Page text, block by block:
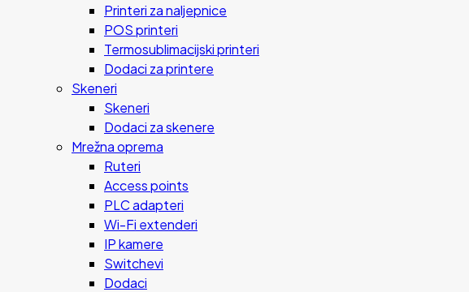
Printeri za naljepnice
POS printeri
Termosublimacijski printeri
Dodaci za printere
Skeneri
Skeneri
Dodaci za skenere
Mrežna oprema
Ruteri
Access points
PLC adapteri
Wi-Fi extenderi
IP kamere
Switchevi
Dodaci